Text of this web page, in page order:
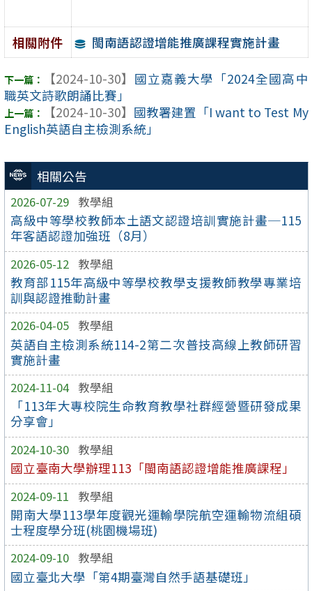
相關公告
2026-07-29 教學組
高級中等學校教師本土語文認證培訓實施計畫─115
年客語認證加強班（8月）
2026-05-12 教學組
教育部115年高級中等學校教學支援教師教學專業培
訓與認證推動計畫
2026-04-05 教學組
英語自主檢測系統114-2第二次普技高線上教師研習
實施計畫
2024-11-04 教學組
「113年大專校院生命教育教學社群經營暨研發成果
分享會」
2024-10-30 教學組
國立臺南大學辦理113「閩南語認證增能推廣課程」
2024-09-11 教學組
開南大學113學年度觀光運輸學院航空運輸物流組碩
士程度學分班(桃園機場班)
2024-09-10 教學組
國立臺北大學「第4期臺灣自然手語基礎班」
相關附件 閩南語認證增能推廣課程實施計畫
【2024-10-30】 國立嘉義大學「2024全國高中
職英文詩歌朗誦比賽」
【2024-10-30】 國教署建置「I want to Test My
English英語自主檢測系統」